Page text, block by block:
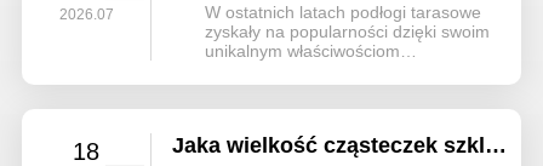
2026.07
W ostatnich latach podłogi tarasowe
zyskały na popularności dzięki swoim
unikalnym właściwościom
kruszyw. Wśród nich znajduje się
kruszywo łupane, charakteryzujące się
i wyrazistym wzorem.
18 Jaka wielkość cząsteczek szklanych kulek filtracyjnych najlepiej nadaje się do basenów?